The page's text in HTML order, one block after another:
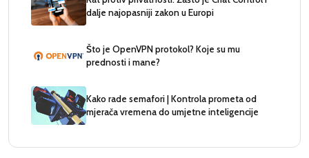
dalje najopasniji zakon u Europi
Što je OpenVPN protokol? Koje su mu
prednosti i mane?
Kako rade semafori | Kontrola prometa od
mjerača vremena do umjetne inteligencije